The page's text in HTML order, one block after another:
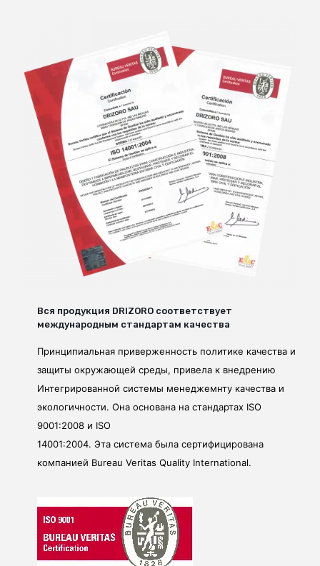
Вся продукция DRIZORO соответствует
международным стандартам качества
Принципиальная приверженность политике качества и
защиты окружающей среды, привела к внедрению
Интегрированной системы менеджемнту качества и
экологичности. Она основана на стандартах ISO
9001:2008 и ISO
14001:2004. Эта система была сертифицирована
компанией Bureau Veritas Quality International.